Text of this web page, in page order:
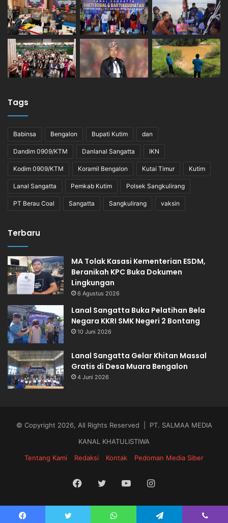
Tags
Babinsa Bengalon Bupati Kutim dan
Dandim 0909/KTM Danlanal Sangatta IKN
Kodim 0909/KTM Koramil Bengalon Kutai Timur Kutim
Lanal Sangatta Pemkab Kutim Polsek Sangkulirang
PT Berau Coal Sangatta Sangkulirang vaksin
Terbaru
MA Tolak Kasasi Kementerian ESDM,
Beranikah KPC Buka Dokumen
Lingkungan
6 Agustus 2026
Lanal Sangatta Buka Pelatihan Bela
Negara KKRI SMK Negeri 2 Bontang
10 Juni 2026
Lanal Sangatta Gelar Khitan Massal
Gratis di Desa Muara Bengalon
4 Juni 2026
© Copyright 2026, All Rights Reserved | PT. SALMAA MEDIA
KANAL KHATULISTIWA
Tentang Kami
Redaksi Kontak Pedoman Media Siber
Facebook
TwitterYouTubeInstagram